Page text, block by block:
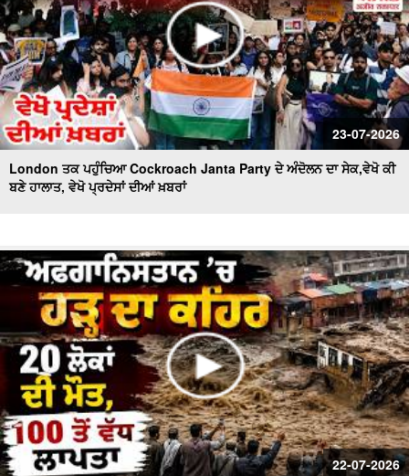
23-07-2026
London ਤਕ ਪਹੁੰਚਿਆ Cockroach Janta Party ਦੇ ਅੰਦੋਲਨ ਦਾ ਸੇਕ,ਵੇਖੋ ਕੀ
ਬਣੇ ਹਾਲਾਤ, ਵੇਖੋ ਪ੍ਰਦੇਸਾਂ ਦੀਆਂ ਖ਼ਬਰਾਂ
22-07-2026